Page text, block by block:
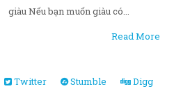
giàu Nếu bạn muốn giàu có...
Read More
Twitter Stumble Digg